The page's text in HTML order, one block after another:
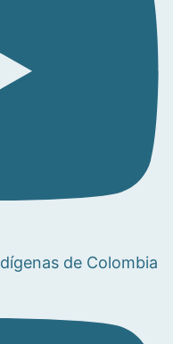
de Colombia